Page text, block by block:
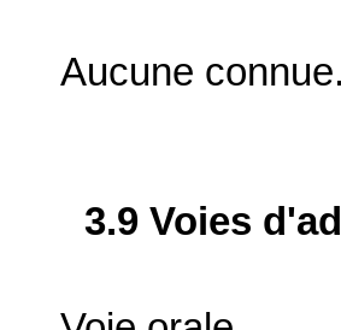
Aucune connue.
3.9 Voies